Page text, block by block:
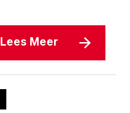
Lees Meer